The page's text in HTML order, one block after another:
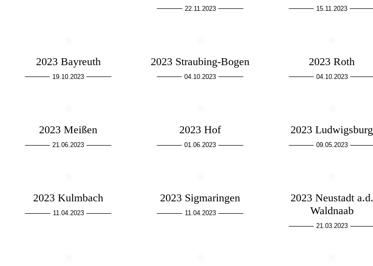
22.11.2023 15.11.2023
2023 Bayreuth
19.10.2023
2023 Straubing-Bogen
04.10.2023
2023 Roth
04.10.2023
2023 Meißen
21.06.2023
2023 Hof
01.06.2023
2023 Ludwigsburg
09.05.2023
2023 Kulmbach
11.04.2023
2023 Sigmaringen
11.04.2023
2023 Neustadt a.d.
Waldnaab
21.03.2023